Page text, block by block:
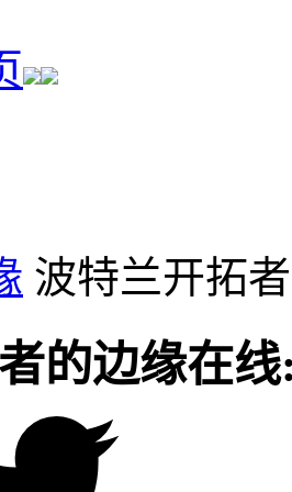
波特兰开拓
的边缘在